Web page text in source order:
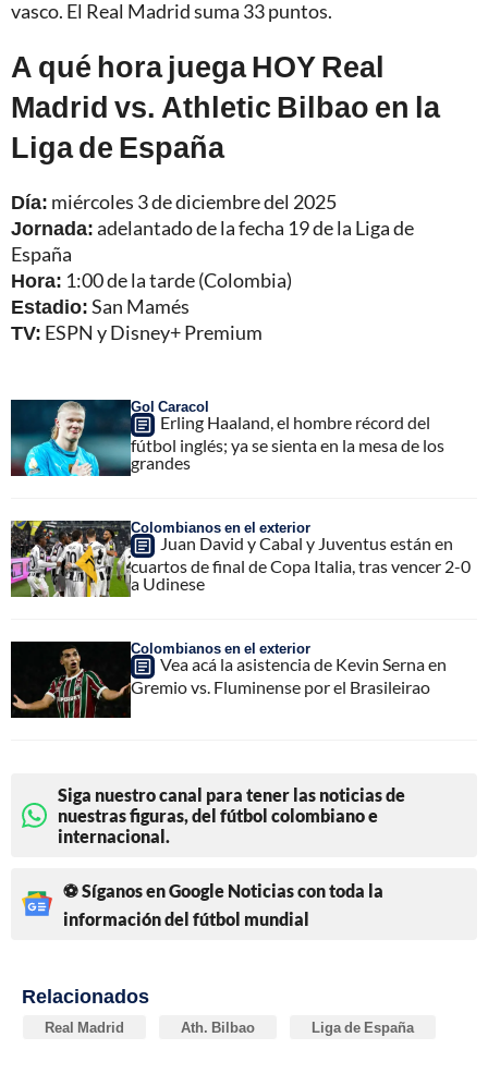
vasco. El Real Madrid suma 33 puntos.
A qué hora juega HOY Real
Madrid vs. Athletic Bilbao en la
Liga de España
Día: miércoles 3 de diciembre del 2025
Jornada:adelantado de la fecha 19 de la Liga de
España
Hora: 1:00 de la tarde (Colombia)
Estadio:San Mamés
TV: ESPN y Disney+ Premium
Gol Caracol
Erling Haaland, el hombre récord del
fútbol inglés; ya se sienta en la mesa de los
grandes
Colombianos en el exterior
Juan David y Cabal y Juventus están en
cuartos de final de Copa Italia, tras vencer 2-0
a Udinese
Colombianos en el exterior
Vea acá la asistencia de Kevin Serna en
Gremio vs. Fluminense por el Brasileirao
Siga nuestro canal para tener las noticias de
nuestras figuras, del fútbol colombiano e
internacional.
⚽ Síganos en Google Noticias con toda la
información del fútbol mundial
Relacionados
Real Madrid Ath. Bilbao Liga de España